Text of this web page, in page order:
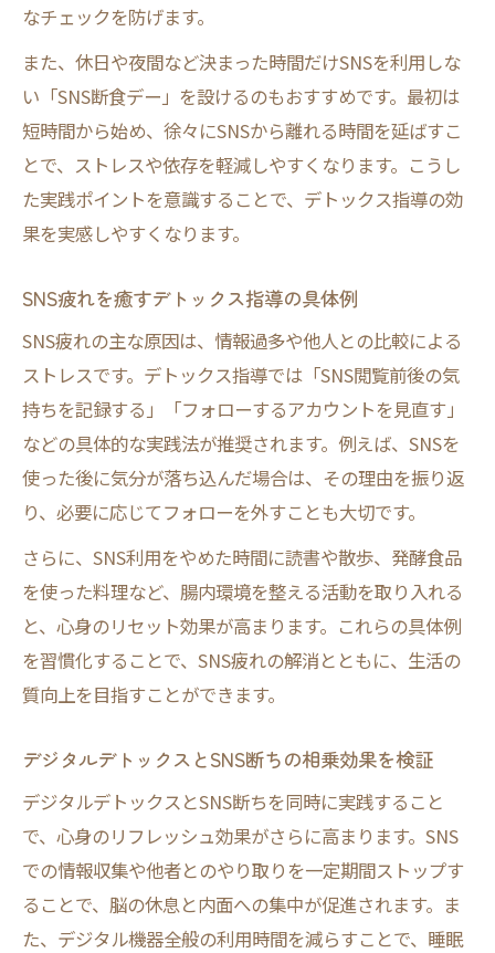
なチェックを防げます。
また、休日や夜間など決まった時間だけSNSを利用しな
い「SNS断食デー」を設けるのもおすすめです。最初は
短時間から始め、徐々にSNSから離れる時間を延ばすこ
とで、ストレスや依存を軽減しやすくなります。こうし
た実践ポイントを意識することで、デトックス指導の効
果を実感しやすくなります。
SNS疲れを癒すデトックス指導の具体例
SNS疲れの主な原因は、情報過多や他人との比較による
ストレスです。デトックス指導では「SNS閲覧前後の気
持ちを記録する」「フォローするアカウントを見直す」
などの具体的な実践法が推奨されます。例えば、SNSを
使った後に気分が落ち込んだ場合は、その理由を振り返
り、必要に応じてフォローを外すことも大切です。
さらに、SNS利用をやめた時間に読書や散歩、発酵食品
を使った料理など、腸内環境を整える活動を取り入れる
と、心身のリセット効果が高まります。これらの具体例
を習慣化することで、SNS疲れの解消とともに、生活の
質向上を目指すことができます。
デジタルデトックスとSNS断ちの相乗効果を検証
デジタルデトックスとSNS断ちを同時に実践すること
で、心身のリフレッシュ効果がさらに高まります。SNS
での情報収集や他者とのやり取りを一定期間ストップす
ることで、脳の休息と内面への集中が促進されます。ま
た、デジタル機器全般の利用時間を減らすことで、睡眠